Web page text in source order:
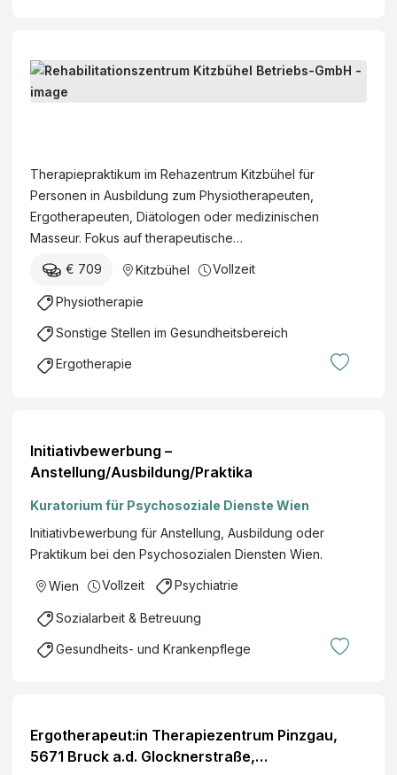
P
r
i
k
u
m
e
p
h
a
b
i
z
e
t
r
u
K
e
l
Therapiepraktikum im Rehazentrum Kitzbühel für
Personen in Ausbildung zum Physiotherapeuten,
Ergotherapeuten, Diätologen oder medizinischen
Masseur. Fokus auf therapeutische…
€ 709 Kitzbühel Vollzeit
Physiotherapie
Sonstige Stellen im Gesundheitsbereich
Ergotherapie
Initiativbewerbung –
Anstellung/Ausbildung/Praktika
Kuratorium für Psychosoziale Dienste Wien
Initiativbewerbung für Anstellung, Ausbildung oder
Praktikum bei den Psychosozialen Diensten Wien.
Wien Vollzeit Psychiatrie
Sozialarbeit & Betreuung
Gesundheits- und Krankenpflege
Ergotherapeut:in Therapiezentrum Pinzgau,
5671 Bruck a.d. Glocknerstraße,